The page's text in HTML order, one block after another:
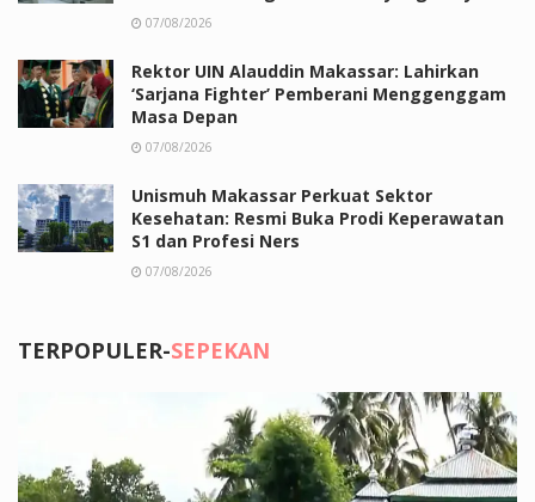
07/08/2026
Rektor UIN Alauddin Makassar: Lahirkan
‘Sarjana Fighter’ Pemberani Menggenggam
Masa Depan
07/08/2026
Unismuh Makassar Perkuat Sektor
Kesehatan: Resmi Buka Prodi Keperawatan
S1 dan Profesi Ners
07/08/2026
TERPOPULER-SEPEKAN